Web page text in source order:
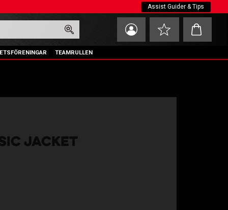
Assist Guider & Tips
Favoriter
Kundvagn
TEAMRULLEN
JACKET